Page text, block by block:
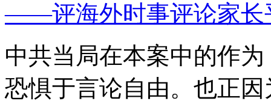
——评海外时事评论家长
中共当局在本案中的作
恐惧于言论自由。也正